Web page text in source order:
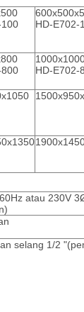
HD-E702-
HD-E702-
atau 230V
selang 1/2